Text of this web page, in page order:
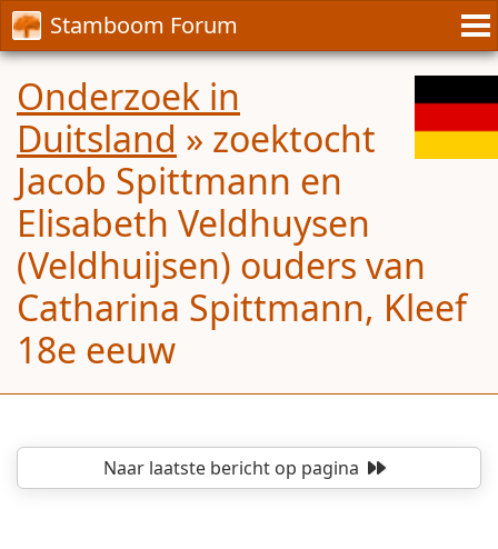
Stamboom Forum
Onderzoek in
Duitsland » zoektocht
Jacob Spittmann en
Elisabeth Veldhuysen
(Veldhuijsen) ouders van
Catharina Spittmann, Kleef
18e eeuw
Naar laatste berichtop pagina